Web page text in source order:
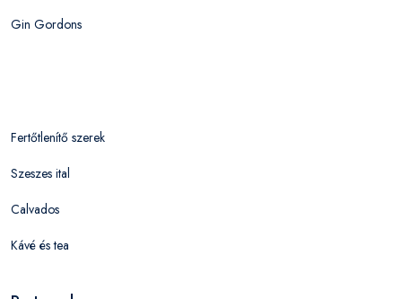
Gin Gordons
Fertőtlenítő szerek
Szeszes ital
Calvados
Kávé és tea